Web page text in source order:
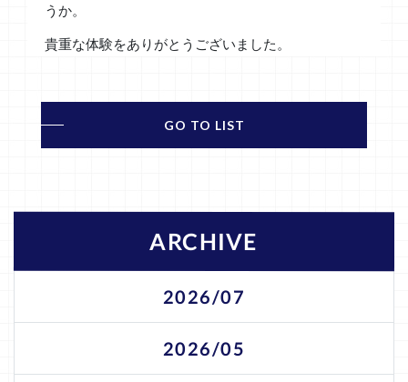
うか。
貴重な体験をありがとうございました。
GO TO LIST
ARCHIVE
2026/07
2026/05